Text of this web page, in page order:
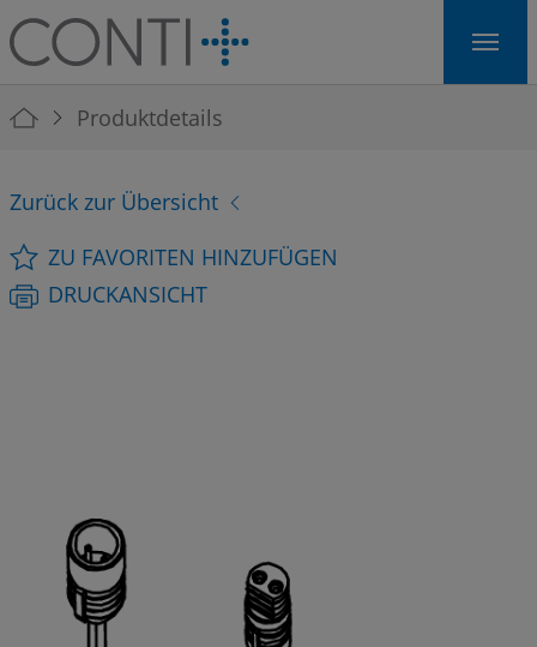
Skip to main navigation
Skip to main content
Skip to page footer
You are here:
Produktdetails
Zurück zur Übersicht
ZU FAVORITEN HINZUFÜGEN
DRUCKANSICHT